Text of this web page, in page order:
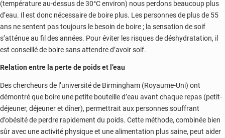
(température au-dessus de 30°C environ) nous perdons beaucoup plus
d’eau. Il est donc nécessaire de boire plus. Les personnes de plus de 55
ans ne sentent pas toujours le besoin de boire ; la sensation de soif
s’atténue au fil des années. Pour éviter les risques de déshydratation, il
est conseillé de boire sans attendre d’avoir soif.
Relation entre la perte de poids et l’eau
Des chercheurs de l’université de Birmingham (Royaume-Uni) ont
démontré que boire une petite bouteille d’eau avant chaque repas (petit-
déjeuner, déjeuner et dîner), permettrait aux personnes souffrant
d’obésité de perdre rapidement du poids. Cette méthode, combinée bien
sûr avec une activité physique et une alimentation plus saine, peut aider